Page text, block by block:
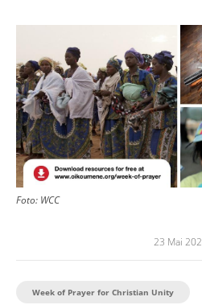
Foto: WCC
23 Mai
Week of Prayer for Christian Unity